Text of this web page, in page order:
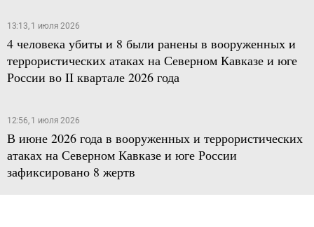
13:13, 1 июля 2026
4 человека убиты и 8 были ранены в вооруженных и
террористических атаках на Северном Кавказе и юге
России во II квартале 2026 года
12:56, 1 июля 2026
В июне 2026 года в вооруженных и террористических
атаках на Северном Кавказе и юге России
зафиксировано 8 жертв